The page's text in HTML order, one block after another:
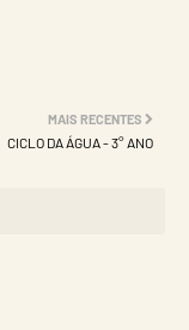
MAIS RECENTES
CICLO DA ÁGUA - 3° ANO